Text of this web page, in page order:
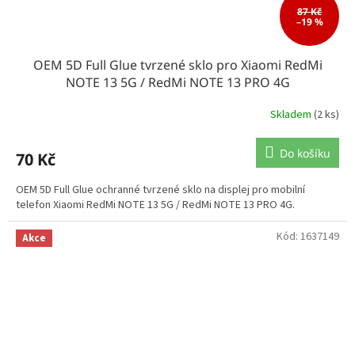
87 Kč
–19 %
OEM 5D Full Glue tvrzené sklo pro Xiaomi RedMi
NOTE 13 5G / RedMi NOTE 13 PRO 4G
Skladem (2 ks)
70 Kč Do košíku
OEM 5D Full Glue ochranné tvrzené sklo na displej pro mobilní
telefon Xiaomi RedMi NOTE 13 5G / RedMi NOTE 13 PRO 4G.
Akce Kód: 1637149